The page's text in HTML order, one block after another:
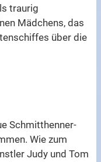
traurig
Mädchens, das
über die
Schmitthenner-
Wie zum
Judy und Tom